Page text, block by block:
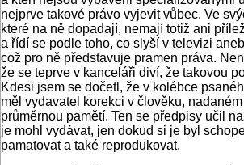
nejprve takové právo vyjevit vůbec. Ve
které na ně dopadají, nemají totiž ani
a řídí se podle toho, co slyší v televizi
což pro ně představuje pramen práva.
že se teprve v kanceláři diví, že takovou
Kdesi jsem se dočetl, že v kolébce
měl vydavatel korekci v člověku,
průměrnou pamětí. Ten se předpisy učil
je mohl vydávat, jen dokud si je byl
pamatovat a také reprodukovat.